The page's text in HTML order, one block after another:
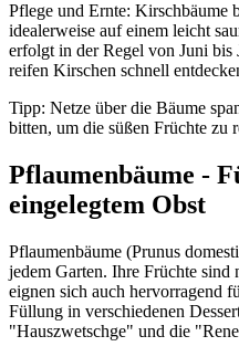
Pflege und Ernte: Kirschbäume
idealerweise auf einem leicht
erfolgt in der Regel von Juni
reifen Kirschen schnell
Tipp: Netze über die Bäume
bitten, um die süßen Früchte zu
Pflaumenbäume -
eingelegtem Obst
Pflaumenbäume (Prunus
jedem Garten. Ihre Früchte sind
eignen sich auch hervorragend
Füllung in verschiedenen
"Hauszwetschge" und die